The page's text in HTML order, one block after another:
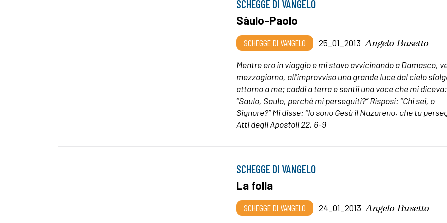
SCHEGGE DI VANGELO
Sàulo-Paolo
SCHEGGE DI VANGELO 25_01_2013 Angelo Busetto
Mentre ero in viaggio e mi stavo avvicinando a Damasco,
mezzogiorno, all'improvviso una grande luce dal cielo
attorno a me; caddi a terra e sentii una voce che mi diceva:
“Saulo, Saulo, perché mi perseguiti?” Risposi: “Chi sei, o
Signore?” Mi disse: “Io sono Gesù il Nazareno, che tu
Atti degli Apostoli 22, 6-9
SCHEGGE DI VANGELO
La folla
SCHEGGE DI VANGELO 24_01_2013 Angelo Busetto